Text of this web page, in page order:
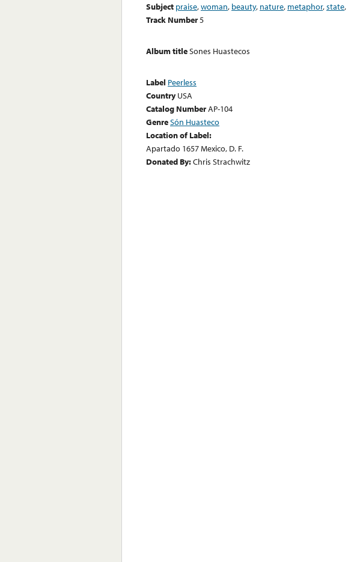
Subject praise,woman, beauty, nature, metaphor,state,
Track Number5
Album titleSones Huastecos
Label Peerless
Country USA
Catalog NumberAP-104
GenreSón Huasteco
Location of Label:
Apartado 1657 Mexico, D. F.
Donated By:Chris Strachwitz